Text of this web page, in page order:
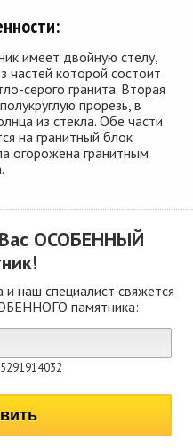
имеет двойную стелу,
частей которой состоит
серого гранита. Вторая
прорезь, в
из стекла. Обе части
на гранитный блок
огорожена гранитным
ОСОБЕННЫЙ
наш специалист свяжется
памятника: